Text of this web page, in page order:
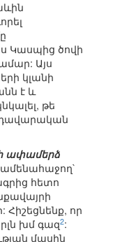
Կասպից ծովի
Այս
կլանի
է և
թե
ափամերձ
հետո
որ
խմ գազ2:
մասին